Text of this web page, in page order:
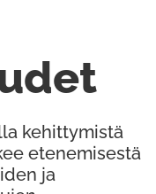
kehittymistä
etenemisestä
ja